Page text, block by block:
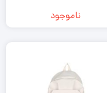
ناموجود